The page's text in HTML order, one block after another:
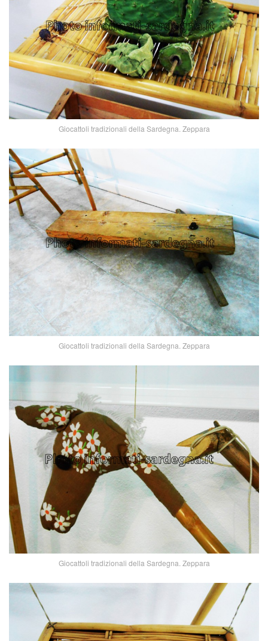
Giocattoli tradizionali della Sardegna. Zeppara
Giocattoli tradizionali della Sardegna. Zeppara
Giocattoli tradizionali della Sardegna. Zeppara